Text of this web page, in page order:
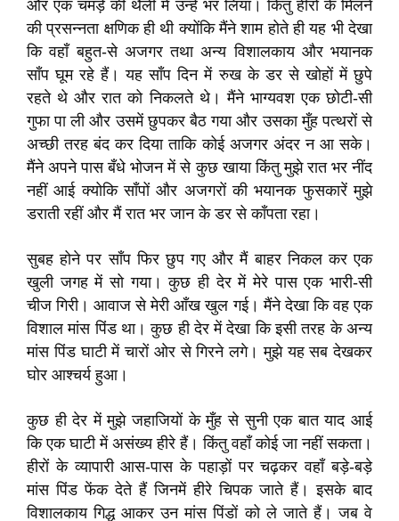
और एक चमड़े की थैली में उन्हें भर लिया। किंतु हीरों के मिलने
की प्रसन्नता क्षणिक ही थी क्योंकि मैंने शाम होते ही यह भी देखा
कि वहाँ बहुत-से अजगर तथा अन्य विशालकाय और भयानक
साँप घूम रहे हैं। यह साँप दिन में रुख के डर से खोहों में छुपे
रहते थे और रात को निकलते थे। मैंने भाग्यवश एक छोटी-सी
गुफा पा ली और उसमें छुपकर बैठ गया और उसका मुँह पत्थरों से
अच्छी तरह बंद कर दिया ताकि कोई अजगर अंदर न आ सके।
मैंने अपने पास बँधे भोजन में से कुछ खाया किंतु मुझे रात भर नींद
नहीं आई क्योकि साँपों और अजगरों की भयानक फुसकारें मुझे
डराती रहीं और मैं रात भर जान के डर से काँपता रहा।
सुबह होने पर साँप फिर छुप गए और मैं बाहर निकल कर एक
खुली जगह में सो गया। कुछ ही देर में मेरे पास एक भारी-सी
चीज गिरी। आवाज से मेरी आँख खुल गई। मैंने देखा कि वह एक
विशाल मांस पिंड था। कुछ ही देर में देखा कि इसी तरह के अन्य
मांस पिंड घाटी में चारों ओर से गिरने लगे। मुझे यह सब देखकर
घोर आश्चर्य हुआ।
कुछ ही देर में मुझे जहाजियों के मुँह से सुनी एक बात याद आई
कि एक घाटी में असंख्य हीरे हैं। किंतु वहाँ कोई जा नहीं सकता।
हीरों के व्यापारी आस-पास के पहाड़ों पर चढ़कर वहाँ बड़े-बड़े
मांस पिंड फेंक देते हैं जिनमें हीरे चिपक जाते हैं। इसके बाद
विशालकाय गिद्ध आकर उन मांस पिंडों को ले जाते हैं। जब वे